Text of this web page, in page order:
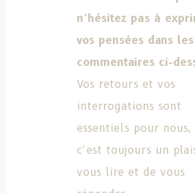
n’hésitez pas à
vos pensées dans les
commentaires ci-
Vos retours et vos
interrogations sont
essentiels pour nous,
c’est toujours un
vous lire et de vous